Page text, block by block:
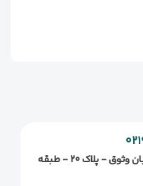
تهران - زعفرانیه - خیابان الف - خیابان وثوق - پلاک ۲۰ - طبقه